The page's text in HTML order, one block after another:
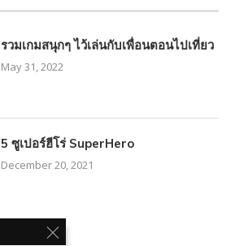
รวมเกมสนุกๆ ไว้เล่นกับเพื่อนตอนไปเที่ยว
May 31, 2022
5 ซูเปอร์ฮีโร่ SuperHero
December 20, 2021